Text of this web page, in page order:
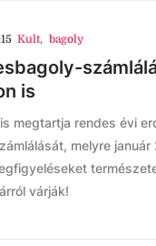
Kult, bagoly
is
megtartja rendes évi
melyre
várják!